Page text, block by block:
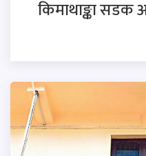
किमाथाङ्का सडक